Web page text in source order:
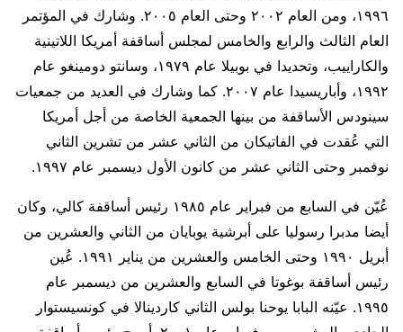
١٩٩٦، ومن العام ٢٠٠٢ وحتى العام ٢٠٠٥. وشارك في المؤتمر
العام الثالث والرابع والخامس لمجلس أساقفة أمريكا اللاتينية
والكاراييب، وتحديدا في بوبيلا عام ١٩٧٩، وسانتو دومينغو عام
١٩٩٢، وأباريسيدا عام ٢٠٠٧. كما وشارك في العديد من جمعيات
سينودس الأساقفة من بينها الجمعية الخاصة من أجل أمريكا
التي عُقدت في الفاتيكان من الثاني عشر من تشرين الثاني
نوفمبر وحتى الثاني عشر من كانون الأول ديسمبر عام ١٩٩٧.
عُيّن في السابع من فبراير عام ١٩٨٥ رئيس أساقفة كالي، وكان
أيضا مدبرا رسوليا على أبرشية يوبايان من الثاني والعشرين من
أبريل ١٩٩٠ وحتى الخامس والعشرين من يناير ١٩٩١. عُين
رئيس أساقفة بوغوتا في السابع والعشرين من ديسمبر عام
١٩٩٥. عيّنه البابا يوحنا بولس الثاني كاردينالا في كونسيستوار